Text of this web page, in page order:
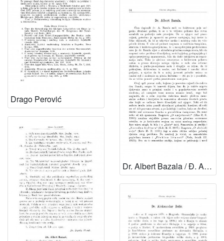
Drago Perović
Dr. Albert Bazala / Đ. Arnold